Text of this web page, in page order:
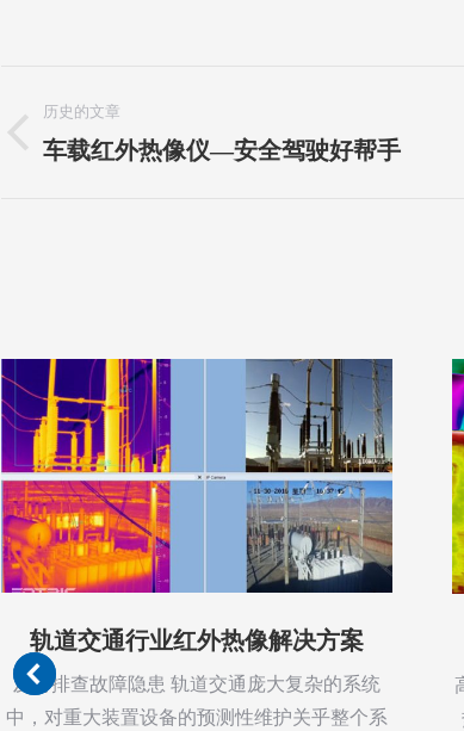
目
历史的文章
上
车载红外热像仪—安全驾驶好帮手
轨道交通行业红外热像解决方案
及时排查故障隐患 轨道交通庞大复杂的系统
中，对重大装置设备的预测性维护关乎整个系